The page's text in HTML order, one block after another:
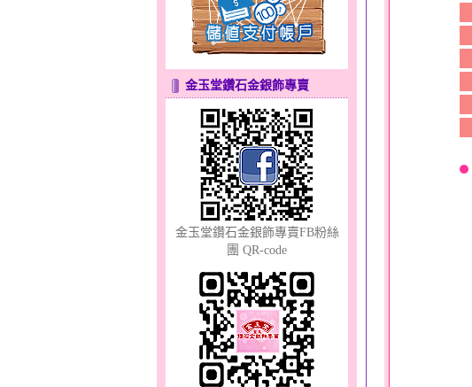
美人魚～金銀鋼套鍊
夢想幸福～男黃金戒指
金玉堂鑽石金銀飾專賣
金玉堂鑽石金銀飾專賣FB粉絲
團 QR-code